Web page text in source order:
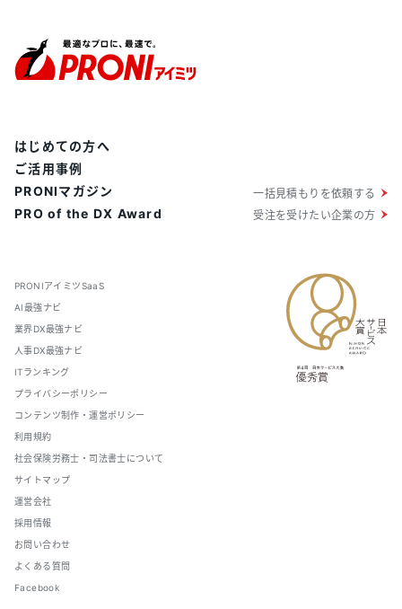
PRONIアイミツSaaS
AI最強ナビ
業界DX最強ナビ
人事DX最強ナビ
ITランキング
プライバシーポリシー
コンテンツ制作・運営ポリシー
利用規約
社会保険労務士・司法書士について
サイトマップ
運営会社
採用情報
お問い合わせ
よくある質問
Facebook
はじめての方へ
ご活用事例
PRONIマガジン
PRO of the DX Award
一括見積もりを依頼する
受注を受けたい企業の方